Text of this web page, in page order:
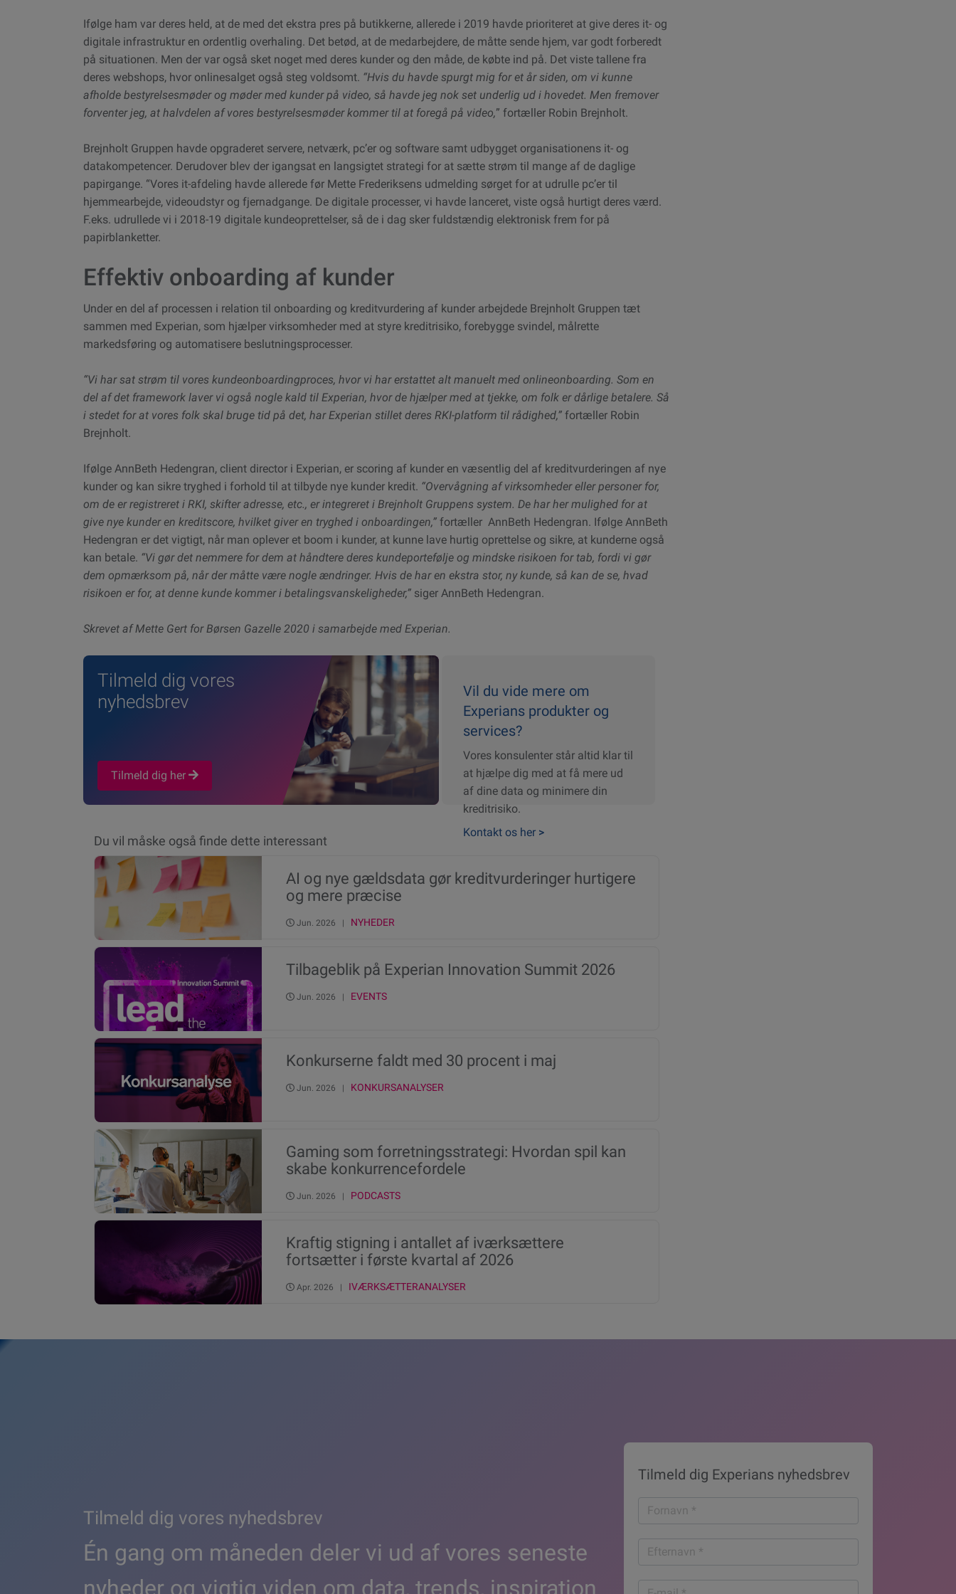
Ifølge ham var deres held, at de med det ekstra pres på butikkerne, allerede i 2019 havde prioriteret at give deres it- og
digitale infrastruktur en ordentlig overhaling. Det betød, at de medarbejdere, de måtte sende hjem, var godt forberedt
på situationen. Men der var også sket noget med deres kunder og den måde, de købte ind på. Det viste tallene fra
deres webshops, hvor onlinesalget også steg voldsomt. “Hvis du havde spurgt mig for et år siden, om vi kunne
afholde bestyrelsesmøder og møder med kunder på video, så havde jeg nok set underlig ud i hovedet. Men fremover
forventer jeg, at halvdelen af vores bestyrelsesmøder kommer til at foregå på video,” fortæller Robin Brejnholt.
Brejnholt Gruppen havde opgraderet servere, netværk, pc’er og software samt udbygget organisationens it- og
datakompetencer. Derudover blev der igangsat en langsigtet strategi for at sætte strøm til mange af de daglige
papirgange. “Vores it-afdeling havde allerede før Mette Frederiksens udmelding sørget for at udrulle pc’er til
hjemmearbejde, videoudstyr og fjernadgange. De digitale processer, vi havde lanceret, viste også hurtigt deres værd.
F.eks. udrullede vi i 2018-19 digitale kundeoprettelser, så de i dag sker fuldstændig elektronisk frem for på
papirblanketter.
Effektiv onboarding af kunder
Under en del af processen i relation til onboarding og kreditvurdering af kunder arbejdede Brejnholt Gruppen tæt
sammen med Experian, som hjælper virksomheder med at styre kreditrisiko, forebygge svindel, målrette
markedsføring og automatisere beslutningsprocesser.
“Vi har sat strøm til vores kundeonboardingproces, hvor vi har erstattet alt manuelt med onlineonboarding. Som en
del af det framework laver vi også nogle kald til Experian, hvor de hjælper med at tjekke, om folk er dårlige betalere. Så
i stedet for at vores folk skal bruge tid på det, har Experian stillet deres RKI-platform til rådighed,” fortæller Robin
Brejnholt.
Ifølge AnnBeth Hedengran, client director i Experian, er scoring af kunder en væsentlig del af kreditvurderingen af nye
kunder og kan sikre tryghed i forhold til at tilbyde nye kunder kredit. “Overvågning af virksomheder eller personer for,
om de er registreret i RKI, skifter adresse, etc., er integreret i Brejnholt Gruppens system. De har her mulighed for at
give nye kunder en kreditscore, hvilket giver en tryghed i onboardingen,” fortæller AnnBeth Hedengran. Ifølge AnnBeth
Hedengran er det vigtigt, når man oplever et boom i kunder, at kunne lave hurtig oprettelse og sikre, at kunderne også
kan betale. “Vi gør det nemmere for dem at håndtere deres kundeportefølje og mindske risikoen for tab, fordi vi gør
dem opmærksom på, når der måtte være nogle ændringer. Hvis de har en ekstra stor, ny kunde, så kan de se, hvad
risikoen er for, at denne kunde kommer i betalingsvanskeligheder,” siger AnnBeth Hedengran.
Skrevet af Mette Gert for Børsen Gazelle 2020 i samarbejde med Experian.
Tilmeld dig vores
nyhedsbrev
Tilmeld dig her
Vil du vide mere om
Experians produkter og
services?
Vores konsulenter står altid klar til
at hjælpe dig med at få mere ud
af dine data og minimere din
kreditrisiko.
Kontakt os her >
Du vil måske også finde dette interessant
AI og nye gældsdata gør kreditvurderinger hurtigere
og mere præcise
Jun. 2026 | NYHEDER
Tilbageblik på Experian Innovation Summit 2026
Jun. 2026 | EVENTS
Konkurserne faldt med 30 procent i maj
Jun. 2026 | KONKURSANALYSER
Gaming som forretningsstrategi: Hvordan spil kan
skabe konkurrencefordele
Jun. 2026 | PODCASTS
Kraftig stigning i antallet af iværksættere
fortsætter i første kvartal af 2026
Apr. 2026 | IVÆRKSÆTTERANALYSER
Tilmeld dig vores nyhedsbrev
Én gang om måneden deler vi ud af vores seneste
nyheder og vigtig viden om data, trends, inspiration
Tilmeld dig Experians nyhedsbrev
Fornavn
*
Efternavn
*